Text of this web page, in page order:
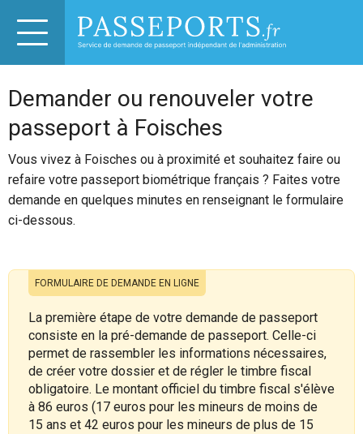
Demander ou renouveler votre
passeport à Foisches
Vous vivez à Foisches ou à proximité et souhaitez faire ou
refaire votre passeport biométrique français ? Faites votre
demande en quelques minutes en renseignant le formulaire
ci-dessous.
FORMULAIRE DE DEMANDE EN LIGNE
La première étape de votre demande de passeport
consiste en la pré-demande de passeport. Celle-ci
permet de rassembler les informations nécessaires,
de créer votre dossier et de régler le timbre fiscal
obligatoire. Le montant officiel du timbre fiscal s'élève
à 86 euros (17 euros pour les mineurs de moins de
15 ans et 42 euros pour les mineurs de plus de 15